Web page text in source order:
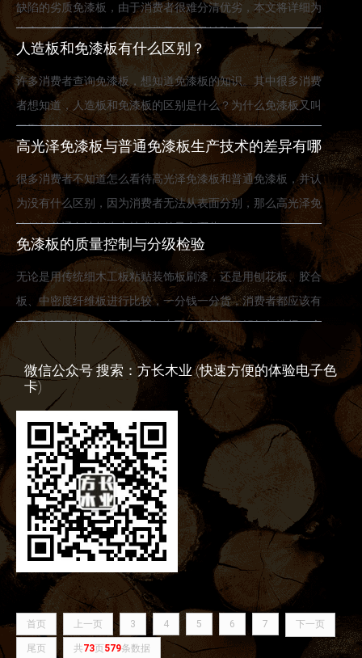
缺陷的劣质免漆板，由于消费者很难分清优劣，本文将详细为
大家介绍，那么劣质免漆板常见的质量缺陷都有哪些？
人造板和免漆板有什么区别？
许多消费者查询免漆板，想知道免漆板的知识。其中很多消费
者想知道，人造板和免漆板的区别是什么？为什么免漆板又叫
三聚氰胺装饰板，含有三聚氰胺，对人体有害等等？
高光泽免漆板与普通免漆板生产技术的差异有哪
些
很多消费者不知道怎么看待高光泽免漆板和普通免漆板，并认
为没有什么区别，因为消费者无法从表面分别，那么高光泽免
漆板与普通免漆板生产技术的差异有哪些？
免漆板的质量控制与分级检验
无论是用传统细木工板粘贴装饰板刷漆，还是用刨花板、胶合
板、中密度纤维板进行比较，一分钱一分货，消费者都应该有
自己的识别能力。如果要买好东西。就需要了解如何选择一个
好的免漆板产品？
微信公众号 搜索：方长木业 (快速方便的体验电子色
卡)
首页 上一页 3 4 5 6 7 下一页
尾页 共73页579条数据